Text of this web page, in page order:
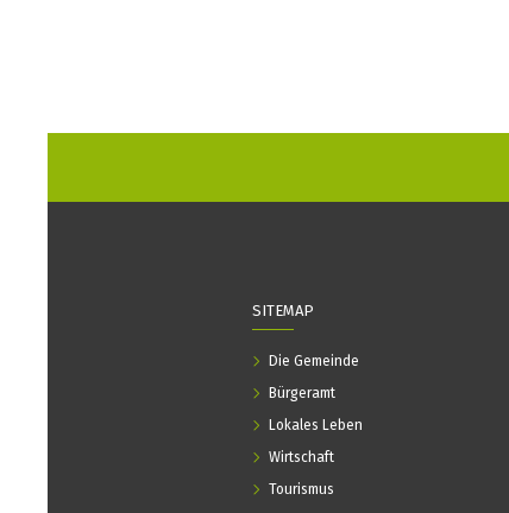
SITEMAP
Die Gemeinde
Bürgeramt
Lokales Leben
Wirtschaft
Tourismus